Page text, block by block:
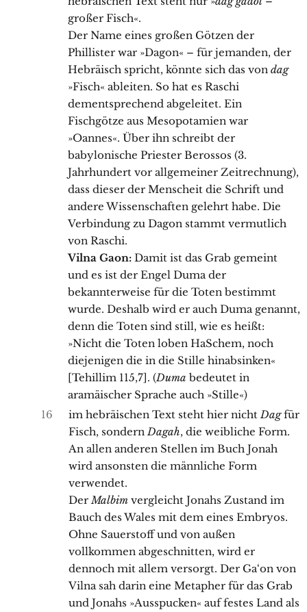
großer Fisch«.
Der Name eines großen Götzen der
Phillister war »Dagon« – für jemanden, der
Hebräisch spricht, könnte sich das von dag
»Fisch« ableiten. So hat es Raschi
dementsprechend abgeleitet. Ein
Fischgötze aus Mesopotamien war
»Oannes«. Über ihn schreibt der
babylonische Priester Berossos (3.
Jahrhundert vor allgemeiner Zeitrechnung),
dass dieser der Menscheit die Schrift und
andere Wissenschaften gelehrt habe. Die
Verbindung zu Dagon stammt vermutlich
von Raschi.
Vilna Gaon:Damit ist das Grab gemeint
und es ist der Engel Duma der
bekannterweise für die Toten bestimmt
wurde. Deshalb wird er auch Duma genannt,
denn die Toten sind still, wie es heißt:
»Nicht die Toten loben HaSchem, noch
diejenigen die in die Stille hinabsinken«
[Tehillim 115,7]. (Duma bedeutet in
aramäischer Sprache auch »Stille«)
16
im hebräischen Text steht hier nichtDagfür
Fisch, sondernDagah, die weibliche Form.
An allen anderen Stellen im Buch Jonah
wird ansonsten die männliche Form
verwendet.
DerMalbimvergleicht Jonahs Zustand im
Bauch des Wales mit dem eines Embryos.
Ohne Sauerstoff und von außen
vollkommen abgeschnitten, wird er
dennoch mit allem versorgt. Der Ga‘on von
Vilna sah darin eine Metapher für das Grab
und Jonahs »Ausspucken« auf festes Land als